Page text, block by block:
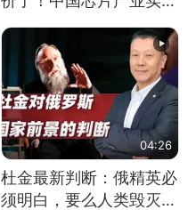
04:26
杜金最新判断：俄精英必
须明白，要么人类毁灭，